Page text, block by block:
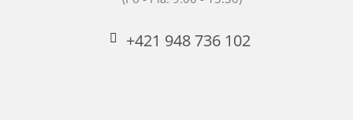
+421 948 736 102